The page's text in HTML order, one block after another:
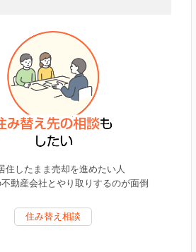
住したまま売却を進めたい人
動産会社とやり取りするのが面倒
住み替え相談